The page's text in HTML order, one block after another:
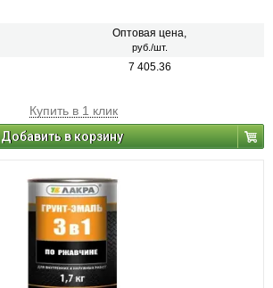
Оптовая цена,
руб./шт.
7 405.36
Купить в 1 клик
Добавить в корзину